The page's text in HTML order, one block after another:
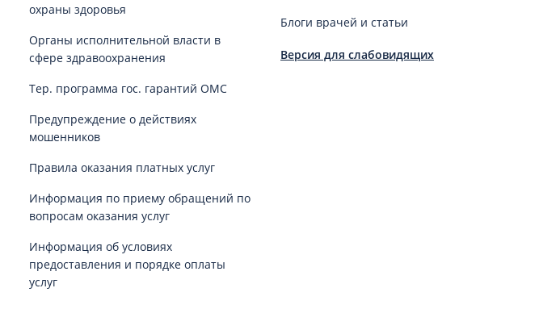
охраны здоровья
Органы исполнительной власти в
сфере здравоохранения
Тер. программа гос. гарантий ОМС
Предупреждение о действиях
мошенников
Правила оказания платных услуг
Информация по приему обращений по
вопросам оказания услуг
Информация об условиях
предоставления и порядке оплаты
услуг
Блоги врачей и статьи
Версия для слабовидящих